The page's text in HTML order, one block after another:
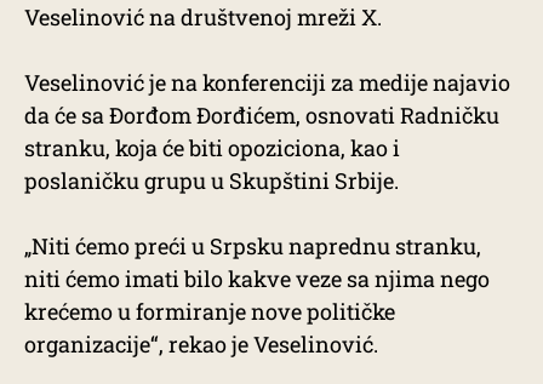
Veselinović na društvenoj mreži X.
Veselinović je na konferenciji za medije najavio
da će sa Đorđom Đorđićem, osnovati Radničku
stranku, koja će biti opoziciona, kao i
poslaničku grupu u Skupštini Srbije.
„Niti ćemo preći u Srpsku naprednu stranku,
niti ćemo imati bilo kakve veze sa njima nego
krećemo u formiranje nove političke
organizacije“, rekao je Veselinović.